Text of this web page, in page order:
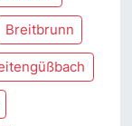
Breitbrunn